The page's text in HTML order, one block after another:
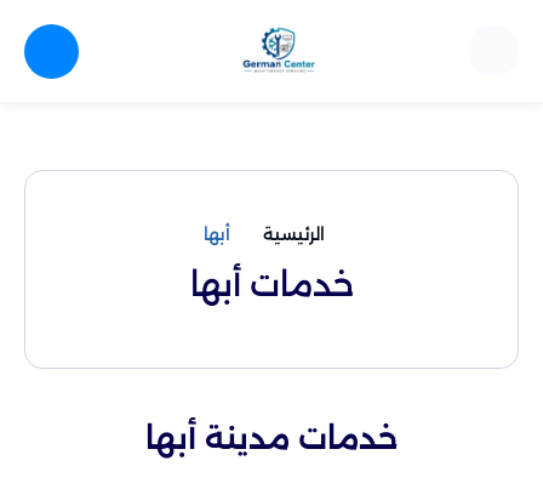
الرئيسية أبها
خدمات أبها
خدمات مدينة أبها